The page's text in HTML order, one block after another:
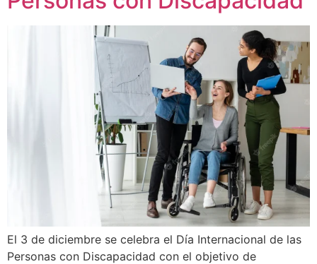
El 3 de diciembre se celebra el Día Internacional de las
Personas con Discapacidad con el objetivo de